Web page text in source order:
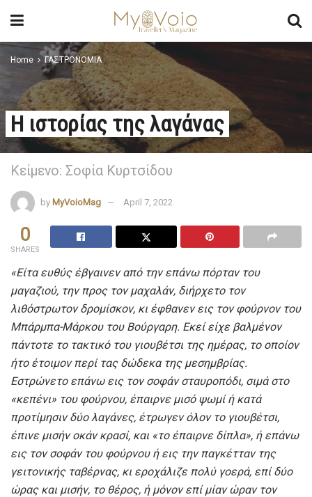
Home ΓΑΣΤΡΟΝΟΜΙΑ
Η ιστορίας της λαγάνας
Κείμενο: Σοφία Κυρτσίδου
by MyVoioMag April 7, 2022
0
SHARES
«Είτα ευθύς έβγαινεν από την επάνω πόρταν του
μαγαζιού, την προς τον μαχαλάν, διήρχετο τον
λιθόστρωτον δρομίσκον, κι έφθανεν εις τον φούρνον του
Μπάρμπα-Μάρκου του Βούργαρη. Εκεί είχε βαλμένον
πάντοτε το τακτικό του γιουβέτσι της ημέρας, το οποίον
ήτο έτοιμον περί τας δώδεκα της μεσημβρίας.
Εστρώνετο επάνω εις τον σοφάν σταυροπόδι, σιμά στο
«κεπένι» του φούρνου, έπαιρνε μισό ψωμί ή κατά
προτίμησιν δύο λαγάνες, έτρωγεν όλον το γιουβέτσι,
έπινε μισήν οκάν κρασί, και «το έπαιρνε δίπλα», ή επάνω
εις τον σοφάν του φούρνου ή εις την παγκέτταν της
γειτονικής ταβέρνας, κι εροχάλιζε πολύ γοερά, επί δύο
ώρας και μισήν, το θέρος, ή μόνον επί μίαν ώραν τον